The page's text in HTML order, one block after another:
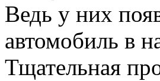
Ведь у них
автомобиль в
Тщательная